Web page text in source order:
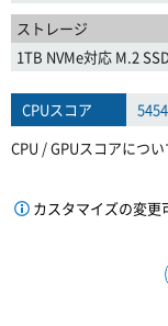
ストレージ
1TB NVMe対応 M.2
CPUスコア
CPU / GPUスコアについ
カスタマイズの変更